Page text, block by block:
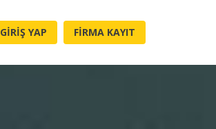
GIRIŞ YAP FIRMA KAYIT